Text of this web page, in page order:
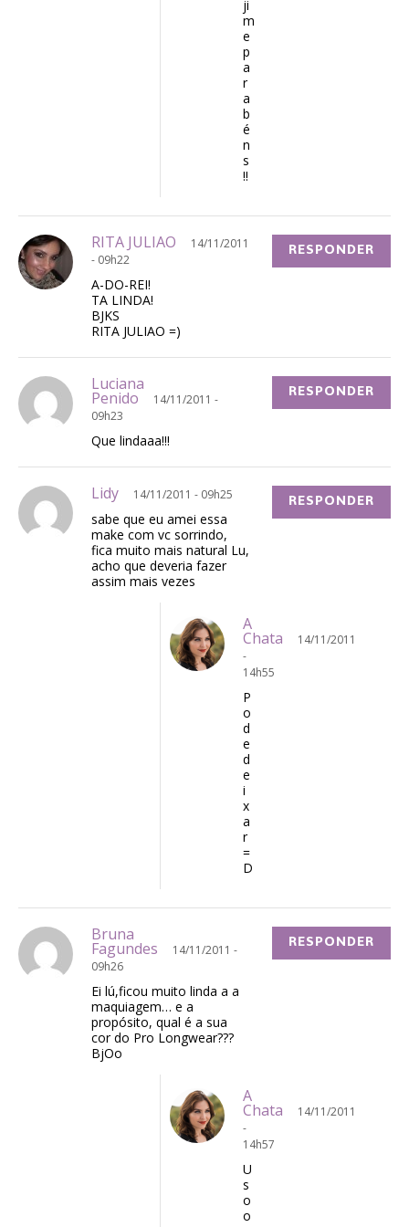
ji
m
e
p
a
r
a
b
é
n
s
!!
RITA JULIAO
14/11/2011
- 09h22
A-DO-REI!
TA LINDA!
BJKS
RITA JULIAO =)
RESPONDER
Luciana
Penido
14/11/2011 -
09h23
Que lindaaa!!!
RESPONDER
Lidy 14/11/2011 - 09h25
sabe que eu amei essa
make com vc sorrindo,
fica muito mais natural Lu,
acho que deveria fazer
assim mais vezes
RESPONDER
A
Chata
14/11/2011
-
14h55
P
o
d
e
d
e
i
x
a
r
=
D
Bruna
Fagundes
14/11/2011 -
09h26
Ei lú,ficou muito linda a a
maquiagem… e a
propósito, qual é a sua
cor do Pro Longwear???
BjOo
RESPONDER
A
Chata
14/11/2011
-
14h57
U
s
o
o